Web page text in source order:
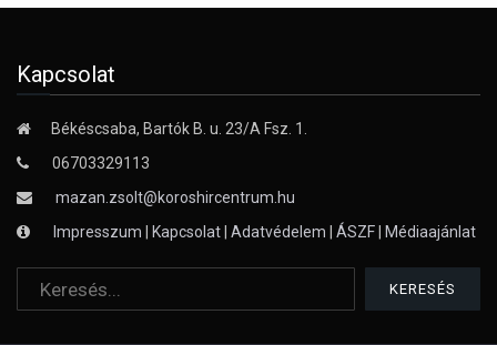
Kapcsolat
Békéscsaba, Bartók B. u. 23/A Fsz. 1.
06703329113
mazan.zsolt@koroshircentrum.hu
Impresszum
Kapcsolat Adatvédelem ÁSZF Médiaajánlat